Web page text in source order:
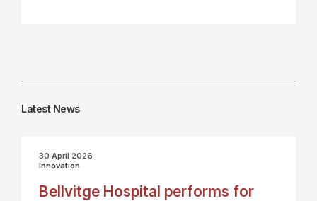
Latest News
30 April 2026
Innovation
Bellvitge Hospital performs for